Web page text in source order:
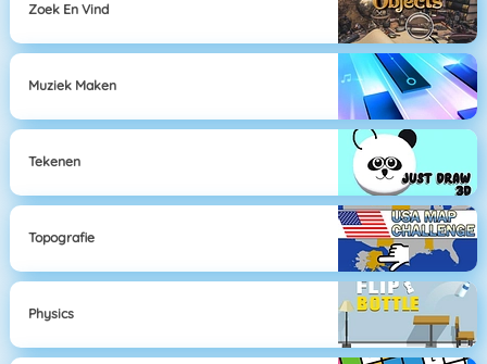
Zoek En Vind
Muziek Maken
Tekenen
Topografie
Physics